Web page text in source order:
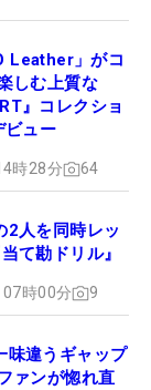
Leather」がコ
しむ上質な
』コレクショ
ビュー
時28分 64
2人を同時レッ
て勘ドリル』
時00分 9
味違うギャップ
ァンが惚れ直